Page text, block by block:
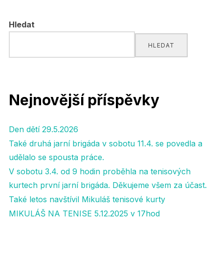
příspěvky
Hledat
HLEDAT
Nejnovější příspěvky
Den dětí 29.5.2026
Také druhá jarní brigáda v sobotu 11.4. se povedla a
udělalo se spousta práce.
V sobotu 3.4. od 9 hodin proběhla na tenisových
kurtech první jarní brigáda. Děkujeme všem za účast.
Také letos navštívil Mikuláš tenisové kurty
MIKULÁŠ NA TENISE 5.12.2025 v 17hod